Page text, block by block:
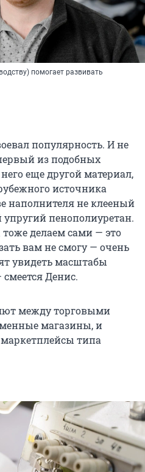
помогает развивать
популярность. И не
из подобных
еще другой материал,
источника
наполнителя не клееный
пенополиуретан.
делаем сами — это
вам не смогу — очень
увидеть масштабы
Денис.
между торговыми
магазины, и
типа